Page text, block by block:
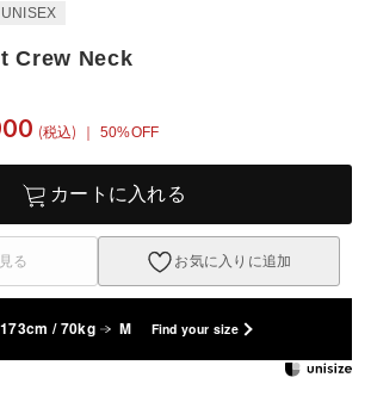
UNISEX
Crew Neck
(税込) ｜ 50%OFF
カートに入れる
る お気に入りに追加
173cm / 70kg M Find your size